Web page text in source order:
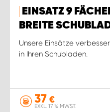
EINSATZ 9
BREITE
Unsere Einsätze
in Ihren Schubladen.
37 €
EXKL. 17 % MWST.